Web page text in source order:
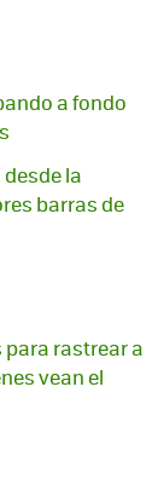
a fondo
la
barras de
para rastrear a
vean el